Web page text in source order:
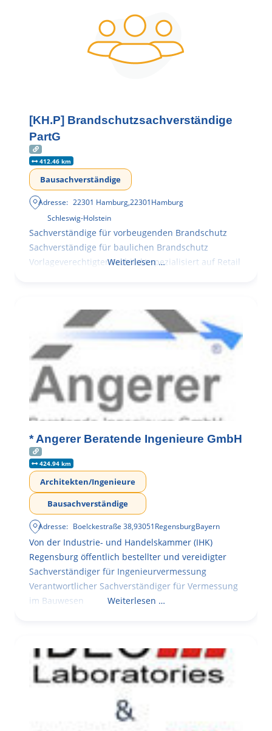
[KH.P] Brandschutzsachverständige
PartG
412.46 km
Bausachverständige
Adresse: 22301 Hamburg,22301Hamburg
Schleswig-Holstein
Sachverständige für vorbeugenden Brandschutz
Sachverständige für baulichen Brandschutz
Vorlageverechtigter Architekt spezialisiert auf Retail
Weiterlesen …
* Angerer Beratende Ingenieure GmbH
424.94 km
Architekten/Ingenieure
Bausachverständige
Adresse: Boelckestraße 38,93051RegensburgBayern
Von der Industrie- und Handelskammer (IHK)
Regensburg öffentlich bestellter und vereidigter
Sachverständiger für Ingenieurvermessung
Verantwortlicher Sachverständiger für Vermessung
im Bauwesen
Weiterlesen …